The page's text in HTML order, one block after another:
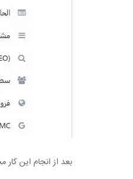
بعد از انجام این